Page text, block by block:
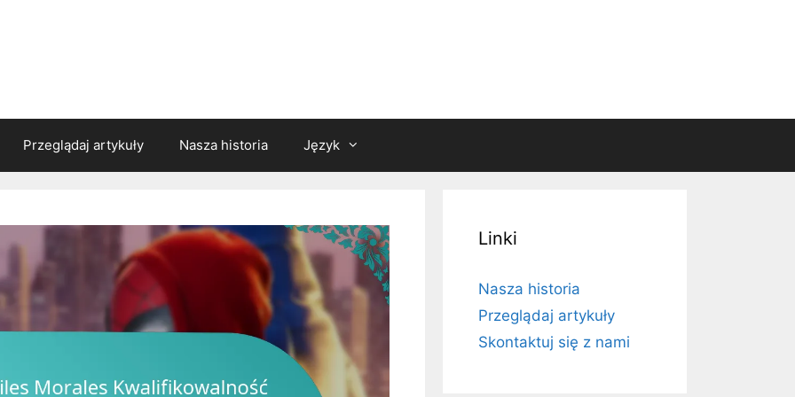
Przeglądaj artykuły Nasza historia Język
Linki
Nasza historia
Przeglądaj artykuły
Skontaktuj się z nami